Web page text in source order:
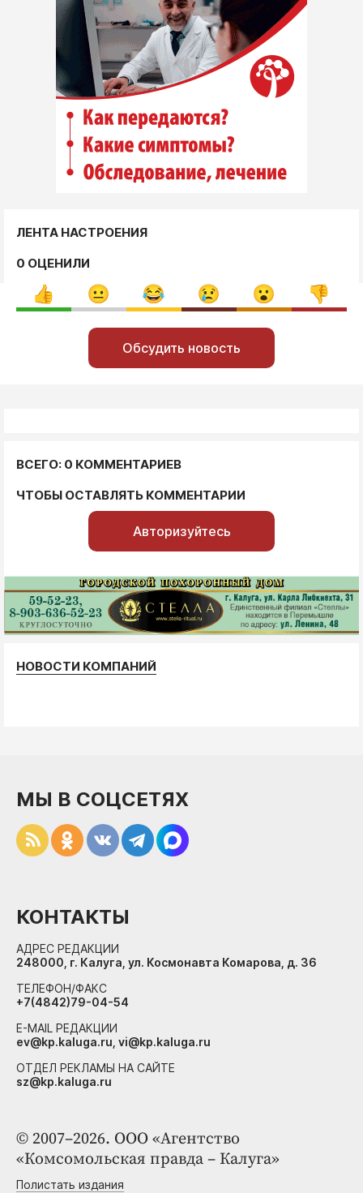
ЛЕНТА НАСТРОЕНИЯ
0 ОЦЕНИЛИ
Обсудить новость
ВСЕГО: 0 КОММЕНТАРИЕВ
ЧТОБЫ ОСТАВЛЯТЬ КОММЕНТАРИИ
Авторизуйтесь
НОВОСТИ КОМПАНИЙ
© 2007–2026. ООО «Агентство
«Комсомольская правда – Калуга»
Полистать издания
МЫ В СОЦСЕТЯХ
КОНТАКТЫ
АДРЕС РЕДАКЦИИ
248000, г. Калуга, ул. Космонавта Комарова, д. 36
ТЕЛЕФОН/ФАКС
+7(4842)79-04-54
E-MAIL РЕДАКЦИИ
ev@kp.kaluga.ru, vi@kp.kaluga.ru
ОТДЕЛ РЕКЛАМЫ НА САЙТЕ
sz@kp.kaluga.ru